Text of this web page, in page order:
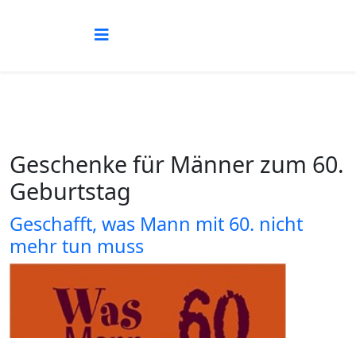
Geschenke für Männer zum 60.
Geburtstag
Geschafft, was Mann mit 60. nicht
mehr tun muss